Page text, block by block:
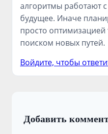
алгоритмы работают
будущее. Иначе
просто
поиском новых путей.
Войдите, чтобы
Добавить